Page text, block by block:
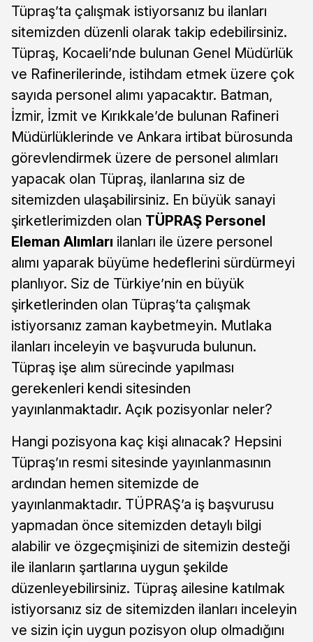
Tüpraş’ta çalışmak istiyorsanız bu ilanları
sitemizden düzenli olarak takip edebilirsiniz.
Tüpraş, Kocaeli’nde bulunan Genel Müdürlük
ve Rafinerilerinde, istihdam etmek üzere çok
sayıda personel alımı yapacaktır. Batman,
İzmir, İzmit ve Kırıkkale’de bulunan Rafineri
Müdürlüklerinde ve Ankara irtibat bürosunda
görevlendirmek üzere de personel alımları
yapacak olan Tüpraş, ilanlarına siz de
sitemizden ulaşabilirsiniz. En büyük sanayi
şirketlerimizden olan TÜPRAŞ Personel
Eleman Alımları ilanları ile üzere personel
alımı yaparak büyüme hedeflerini sürdürmeyi
planlıyor. Siz de Türkiye’nin en büyük
şirketlerinden olan Tüpraş’ta çalışmak
istiyorsanız zaman kaybetmeyin. Mutlaka
ilanları inceleyin ve başvuruda bulunun.
Tüpraş işe alım sürecinde yapılması
gerekenleri kendi sitesinden
yayınlanmaktadır. Açık pozisyonlar neler?
Hangi pozisyona kaç kişi alınacak? Hepsini
Tüpraş’ın resmi sitesinde yayınlanmasının
ardından hemen sitemizde de
yayınlanmaktadır. TÜPRAŞ’a iş başvurusu
yapmadan önce sitemizden detaylı bilgi
alabilir ve özgeçmişinizi de sitemizin desteği
ile ilanların şartlarına uygun şekilde
düzenleyebilirsiniz. Tüpraş ailesine katılmak
istiyorsanız siz de sitemizden ilanları inceleyin
ve sizin için uygun pozisyon olup olmadığını